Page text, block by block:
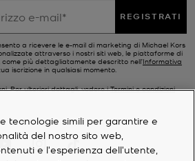
REGISTRATI
a ricevere le e-mail di marketing di Michael Kors
attraverso i nostri siti web, le piattaforme di
più dettagliatamente descritto nell’Informativa
iscrizione in qualsiasi momento.
Per ulteriori dettagli, vedere iTermini e condizioni
tecnologie simili per garantire e
del nostro sito web,
e l'esperienza dell'utente,